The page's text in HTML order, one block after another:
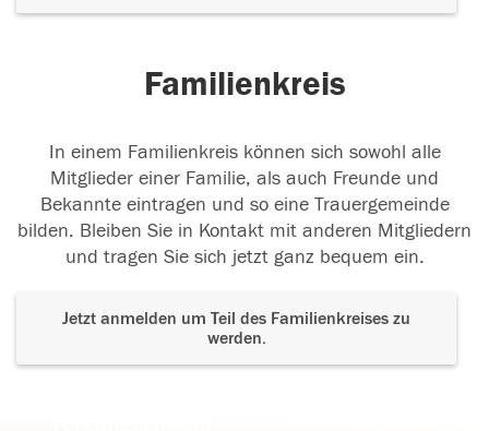
Familienkreis
In einem Familienkreis können sich sowohl alle
Mitglieder einer Familie, als auch Freunde und
Bekannte eintragen und so eine Trauergemeinde
bilden. Bleiben Sie in Kontakt mit anderen Mitgliedern
und tragen Sie sich jetzt ganz bequem ein.
Jetzt anmelden um Teil des Familienkreises zu
werden.